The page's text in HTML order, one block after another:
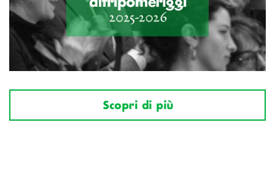
Scopri di più